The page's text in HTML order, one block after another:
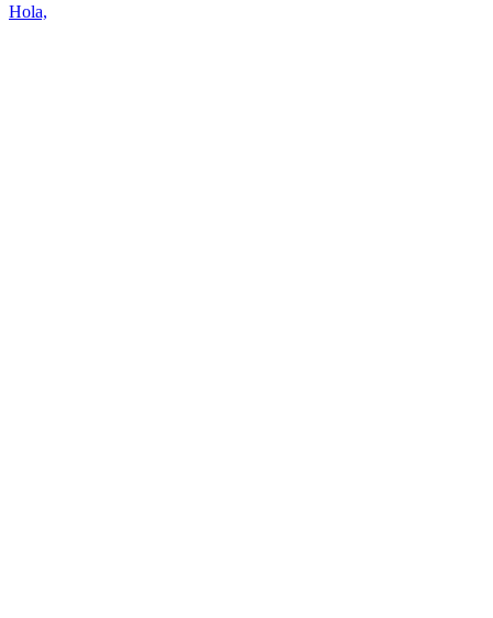
Hola,